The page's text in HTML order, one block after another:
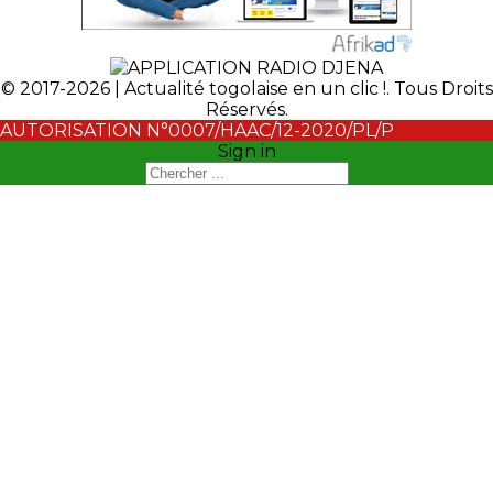
© 2017-2026 | Actualité togolaise en un clic !. Tous Droits
Réservés.
AUTORISATION N°0007/HAAC/12-2020/PL/P
Sign in